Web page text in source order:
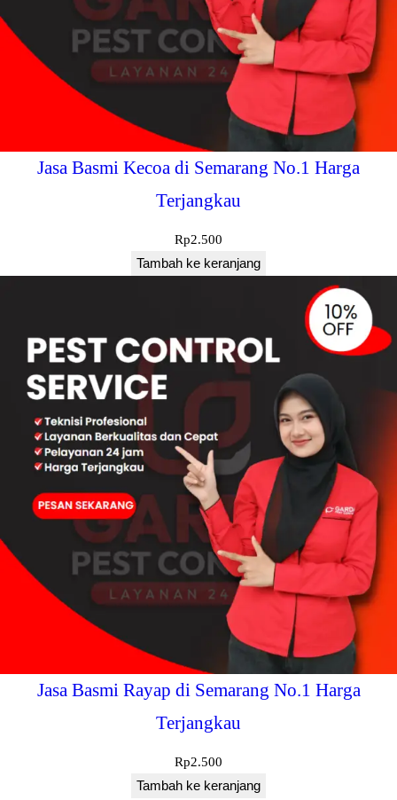
Jasa Basmi Kecoa di Semarang No.1 Harga
Terjangkau
Rp2.500
Tambah ke keranjang
Jasa Basmi Rayap di Semarang No.1 Harga
Terjangkau
Rp2.500
Tambah ke keranjang